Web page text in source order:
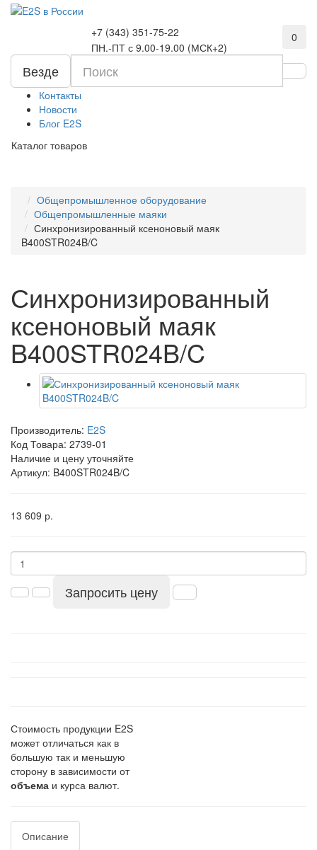
+7 (343) 351-75-22
ПН.-ПТ с 9.00-19.00 (МСК+2)
0
Везде
Контакты
Новости
Блог E2S
Каталог товаров
Общепромышленное оборудование
Общепромышленные маяки
Синхронизированный ксеноновый маяк
B400STR024B/C
Синхронизированный
ксеноновый маяк
B400STR024B/C
Производитель: E2S
Код Товара: 2739-01
Наличие и цену уточняйте
Артикул: B400STR024B/C
13 609 р.
Запросить цену
Стоимость продукции E2S
может отличаться как в
большую так и меньшую
сторону в зависимости от
объема и курса валют.
Описание